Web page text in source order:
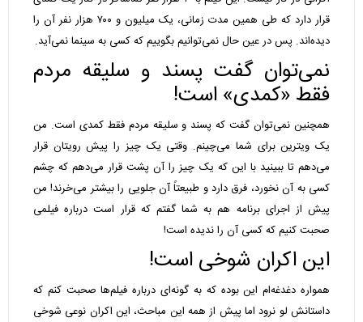
قرار دارد که طی همین مدت زمانی، یک میلیون و ۷۰۰ هزار نفر آن را
دیده‌اند. پس در عین حال نمی‌توانیم بگوییم که کسی به سینما نمی‌آید.
نمی‌توان گفت پسند و سلیقه مردم
فقط «کمدی» است!
همچنین نمی‌توان گفت که پسند و سلیقه مردم فقط کمدی است. من
یک ویترین برای شما می‌چینم. وقتی یک چیز را پیش رویتان قرار
می‌دهم تا ببینید با این که یک چیز را آن پشت قرار می‌دهم که چشم
کسی به آن نخورد، فرق دارد و طبیعتاً آن جلویی را بیشتر می‌خرند! من
پیش از اجرای برنامه هم به شما گفتم که قرار است درباره فیلمی
صحبت کنیم که کسی آن را ندیده است!
این اکران شوخی است!
همواره دغدغه‌ام این بوده که به گونه‌ای درباره فیلم‌ها صحبت کنم که
داستانش لو نرود اما پیش از همه این مباحث، این اکران نوعی شوخی